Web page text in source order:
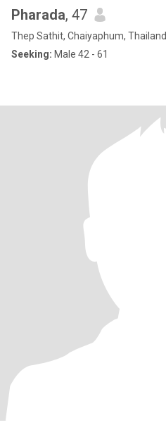
Pharada, 47
Thep Sathit, Chaiyaphum, Thailand
Seeking: Male 42 - 61